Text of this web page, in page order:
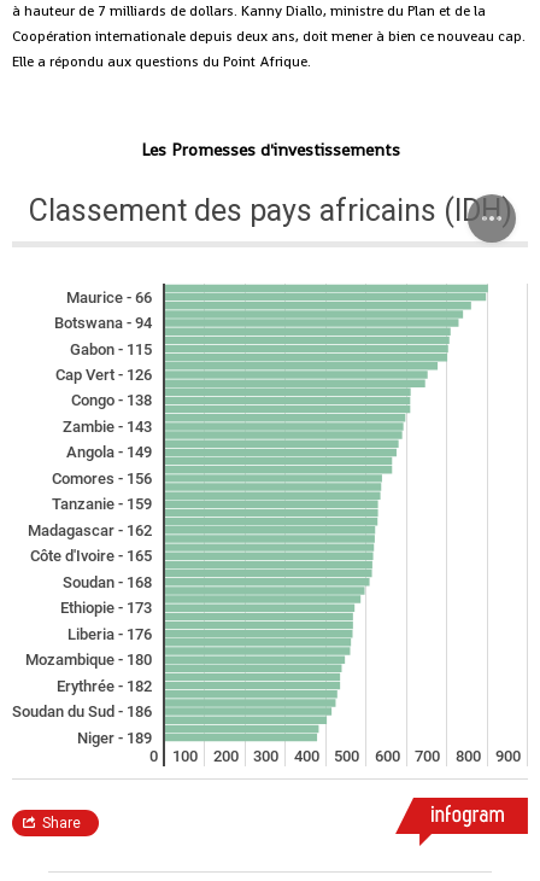
à hauteur de 7 milliards de dollars. Kanny Diallo, ministre du Plan et de la
Coopération internationale depuis deux ans, doit mener à bien ce nouveau cap.
Elle a répondu aux questions du Point Afrique.
Les Promesses d'investissements